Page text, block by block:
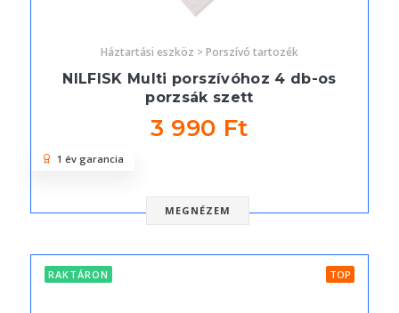
Háztartási eszköz > Porszívó tartozék
NILFISK Multi porszívóhoz 4 db-os
porzsák szett
3 990 Ft
MEGNÉZEM
1 év garancia
RAKTÁRON TOP